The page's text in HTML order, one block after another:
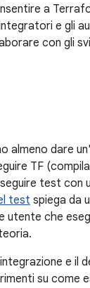
a
e gli
con gli
almeno dare
TF
test con
test spiega da
che
e il
su come